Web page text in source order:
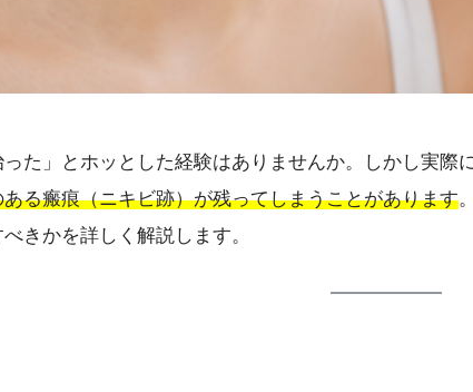
た」とホッとした経験はありませんか。しかし実際に
る瘢痕（ニキビ跡）が残ってしまうことがあります
きかを詳しく解説します。